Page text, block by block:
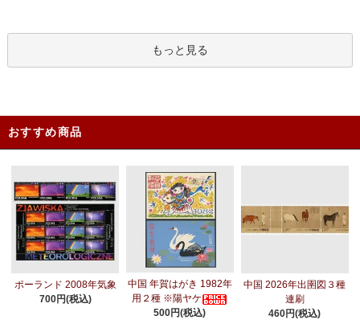
もっと見る
おすすめ商品
ポーランド 2008年気象
700円(税込)
中国 年賀はがき 1982年
用２種 ※陽ヤケ
500円(税込)
中国 2026年出圉図３種
連刷
460円(税込)